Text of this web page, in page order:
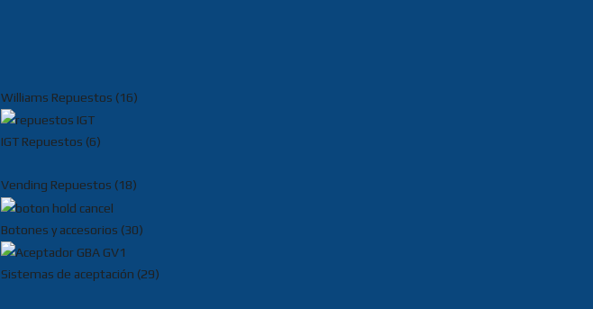
Williams Repuestos (16)
IGT Repuestos (6)
Vending Repuestos (18)
Botones y accesorios (30)
Sistemas de aceptación (29)